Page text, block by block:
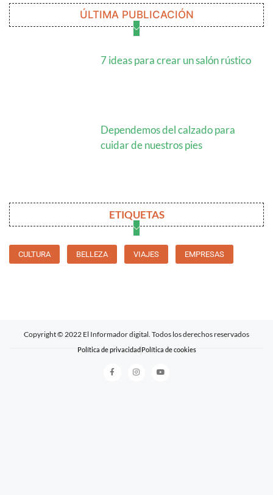
ÚLTIMA PUBLICACIÓN
7 ideas para crear un salón rústico
Dependemos del calzado para
cuidar de nuestros pies
ETIQUETAS
CULTURA BELLEZA VIAJES EMPRESAS
Copyright © 2022 El Informador digital. Todos los derechos reservados
Política de privacidadPolítica de cookies